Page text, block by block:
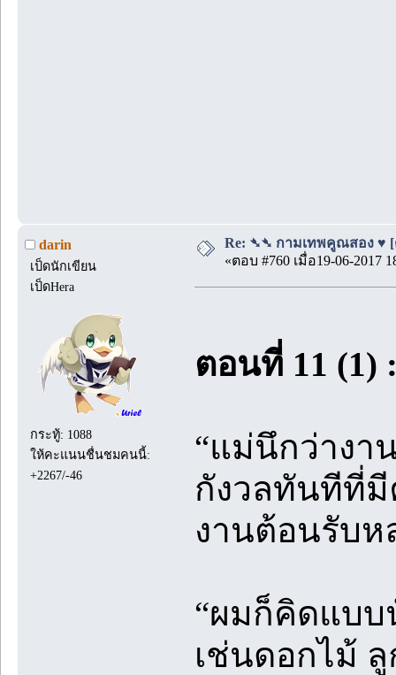
darin
เป็ดนักเขียน
เป็ดHera
กระทู้: 1088
ให้คะแนนชื่นชมคนนี้:
+2267/-46
Re: ➴➴ กามเทพคูณสอง ♥ [
«ตอบ #760 เมื่อ19-06-2017
ตอนที่ 11 (1)
“แม่นึกว่างา
กังวลทันทีที่
งานต้อนรับห
“ผมก็คิดแบบ
เช่นดอกไม้